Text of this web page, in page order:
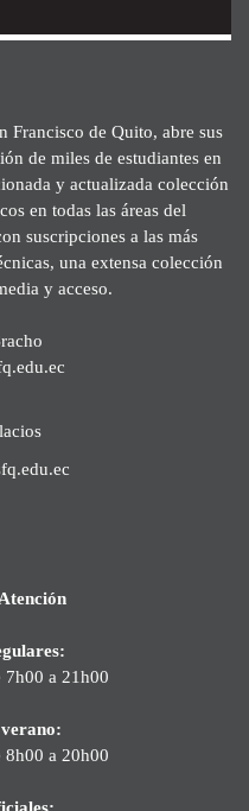
Francisco de Quito, abre sus
de miles de estudiantes en
y actualizada colección
en todas las áreas del
suscripciones a las más
una extensa colección
y acceso.
7h00 a 21h00
8h00 a 20h00